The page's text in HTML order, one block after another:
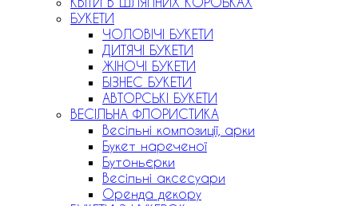
БУКЕТИ
ЧОЛОВІЧІ БУКЕТИ
ДИТЯЧІ БУКЕТИ
ЖІНОЧІ БУКЕТИ
БІЗНЕС БУКЕТИ
АВТОРСЬКІ БУКЕТИ
ВЕСІЛЬНА ФЛОРИСТИКА
Весільні композиції, арки
Букет нареченої
Бутоньєрки
Весільні аксесуари
Оренда декору